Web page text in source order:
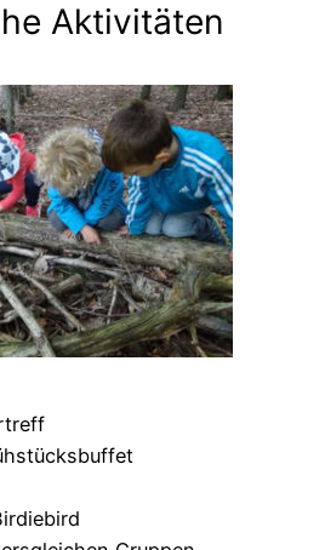
Aktivitäten